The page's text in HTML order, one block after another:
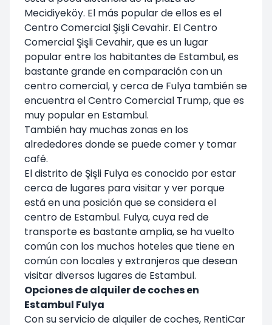
Mecidiyeköy. El más popular de ellos es el
Centro Comercial Şişli Cevahir. El Centro
Comercial Şişli Cevahir, que es un lugar
popular entre los habitantes de Estambul, es
bastante grande en comparación con un
centro comercial, y cerca de Fulya también se
encuentra el Centro Comercial Trump, que es
muy popular en Estambul.
También hay muchas zonas en los
alrededores donde se puede comer y tomar
café.
El distrito de Şişli Fulya es conocido por estar
cerca de lugares para visitar y ver porque
está en una posición que se considera el
centro de Estambul. Fulya, cuya red de
transporte es bastante amplia, se ha vuelto
común con los muchos hoteles que tiene en
común con locales y extranjeros que desean
visitar diversos lugares de Estambul.
Opciones de alquiler de coches en
Estambul Fulya
Con su servicio de alquiler de coches, RentiCar